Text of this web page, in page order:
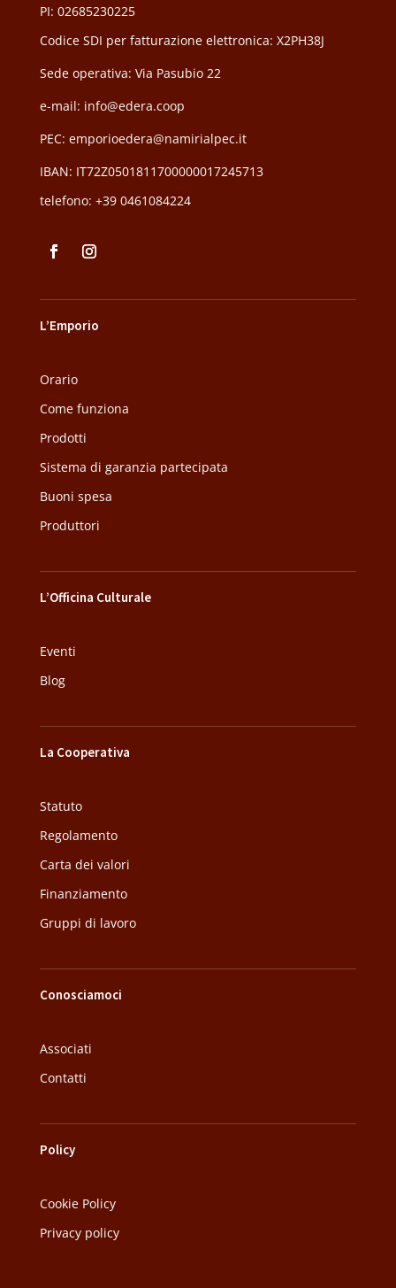
PI: 02685230225
Codice SDI per fatturazione elettronica: X2PH38J
Sede operativa: Via Pasubio 22
e-mail: info@edera.coop
PEC: emporioedera@namirialpec.it
IBAN: IT72Z0501811700000017245713
telefono: +39 0461084224
L’Emporio
Orario
Come funziona
Prodotti
Sistema di garanzia partecipata
Buoni spesa
Produttori
L’Officina Culturale
Eventi
Blog
La Cooperativa
Statuto
Regolamento
Carta dei valori
Finanziamento
Gruppi di lavoro
Conosciamoci
Associati
Contatti
Policy
Cookie Policy
Privacy policy